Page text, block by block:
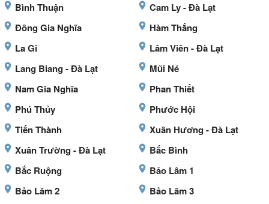
Bình Thuận
Cam Ly - Đà Lạt
Đông Gia Nghĩa
Hàm Thắng
La Gi
Lâm Viên - Đà Lạt
Lang Biang - Đà Lạt
Mũi Né
Nam Gia Nghĩa
Phan Thiết
Phú Thủy
Phước Hội
Tiến Thành
Xuân Hương - Đà Lạt
Xuân Trường - Đà Lạt
Bắc Bình
Bắc Ruộng
Bảo Lâm 1
Bảo Lâm 2
Bảo Lâm 3